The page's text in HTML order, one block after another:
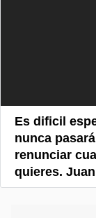
Es dificil
nunca
renunciar
quieres.